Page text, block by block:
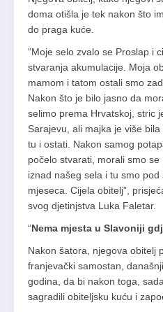
doma otišla je tek nakon što
do praga kuće.
“Moje selo zvalo se Proslap i
stvaranja akumulacije. Moja
mamom i tatom ostali smo
Nakon što je bilo jasno da
selimo prema Hrvatskoj, stric
Sarajevu, ali majka je više
tu i ostati. Nakon samog
počelo stvarati, morali smo
iznad našeg sela i tu smo
mjeseca. Cijela obitelj”,
svog djetinjstva Luka Faletar.
“Nema mjesta u Slavoniji
Nakon šatora, njegova obitelj
franjevački samostan,
godina, da bi nakon toga,
sagradili obiteljsku kuću i